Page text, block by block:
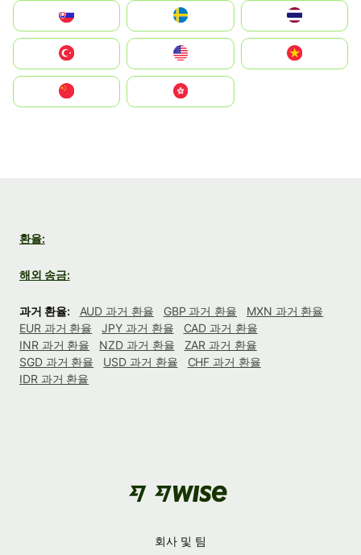
United States
中國香港特別行政區
환율:
해외 송금:
과거 환율: AUD 과거 환율 GBP 과거 환율
MXN 과거 환율
EUR 과거 환율
JPY 과거 환율
CAD 과거 환율
INR 과거 환율
NZD 과거 환율
ZAR 과거 환율
SGD 과거 환율
USD 과거 환율
CHF 과거 환율
IDR 과거 환율
회사 및 팀